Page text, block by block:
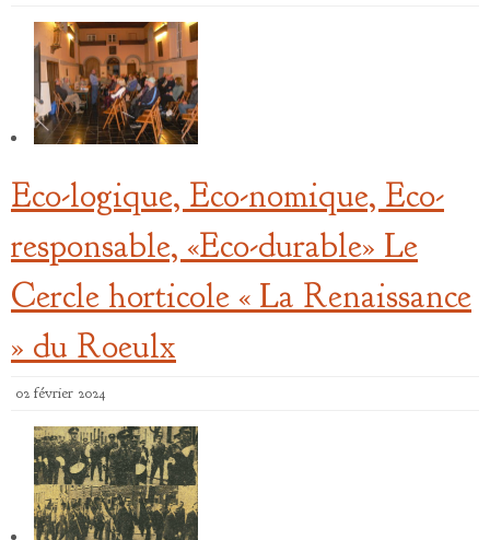
Eco-logique, Eco-nomique, Eco-
responsable, «Eco-durable» Le
Cercle horticole « La Renaissance
» du Roeulx
02 février 2024